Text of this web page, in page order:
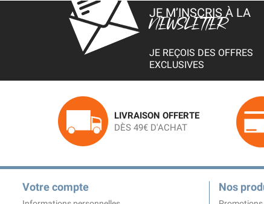
JE M’INSCRIS À LA
NEWSLETTER
JE REÇOIS DES OFFRES
EXCLUSIVES
LIVRAISON OFFERTE
DÈS 49€ D'ACHAT
Votre compte Nos